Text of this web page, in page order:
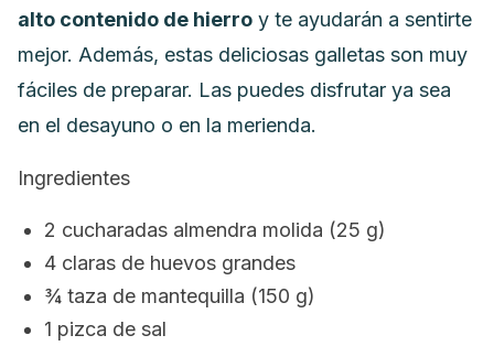
alto contenido de hierro y te ayudarán a sentirte
mejor. Además, estas deliciosas galletas son muy
fáciles de preparar. Las puedes disfrutar ya sea
en el desayuno o en la merienda.
Ingredientes
2 cucharadas almendra molida (25 g)
4 claras de huevos grandes
¾ taza de mantequilla (150 g)
1 pizca de sal